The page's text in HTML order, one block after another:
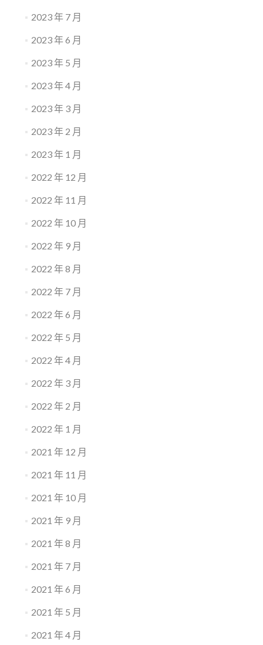
2023 年 7 月
2023 年 6 月
2023 年 5 月
2023 年 4 月
2023 年 3 月
2023 年 2 月
2023 年 1 月
2022 年 12 月
2022 年 11 月
2022 年 10 月
2022 年 9 月
2022 年 8 月
2022 年 7 月
2022 年 6 月
2022 年 5 月
2022 年 4 月
2022 年 3 月
2022 年 2 月
2022 年 1 月
2021 年 12 月
2021 年 11 月
2021 年 10 月
2021 年 9 月
2021 年 8 月
2021 年 7 月
2021 年 6 月
2021 年 5 月
2021 年 4 月